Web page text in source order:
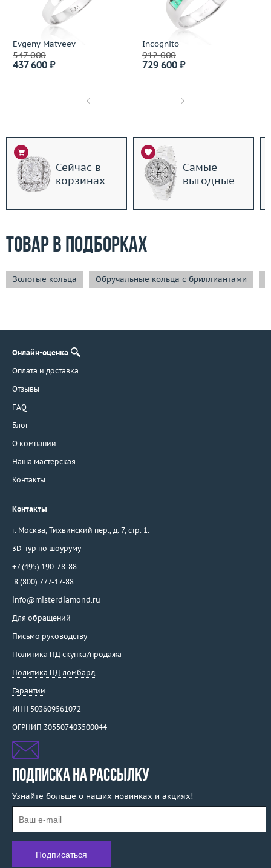
Evgeny Matveev
547 000
437 600 ₽
Incognito
912 000
729 600 ₽
Сейчас в
корзинах
Самые
выгодные
Товар в подборках
Золотые кольца Обручальные кольца с бриллиантами
Онлайн-оценка
Оплата и доставка
Отзывы
FAQ
Блог
О компании
Наша мастерская
Контакты
Контакты
г. Москва, Тихвинский пер., д. 7, стр. 1.
3D-тур по шоуруму
+7 (495) 190-78-88
8 (800) 777-17-88
info@misterdiamond.ru
Для обращений
Письмо руководству
Политика ПД скупка/продажа
Политика ПД ломбард
Гарантии
ИНН 503609561072
ОГРНИП 305507403500044
ПОДПИСКА НА РАССЫЛКУ
Узнайте больше о наших новинках и акциях!